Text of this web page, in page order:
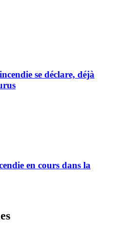
se déclare, déjà
en cours dans la